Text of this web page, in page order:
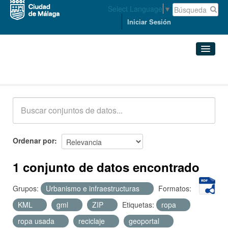
Select Language ▼
Iniciar Sesión
Acerca de
Ordenar por
1 conjunto de datos encontrado
Grupos: Urbanismo e infraestructuras
Formatos:
KML
gml ZIP Etiquetas:
ropa
ropa usada
reciclaje
geoportal